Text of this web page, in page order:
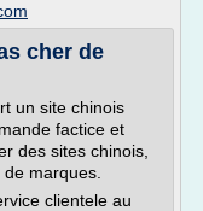
cher de
un site chinois
factice et
des sites chinois,
marques.
clientele au